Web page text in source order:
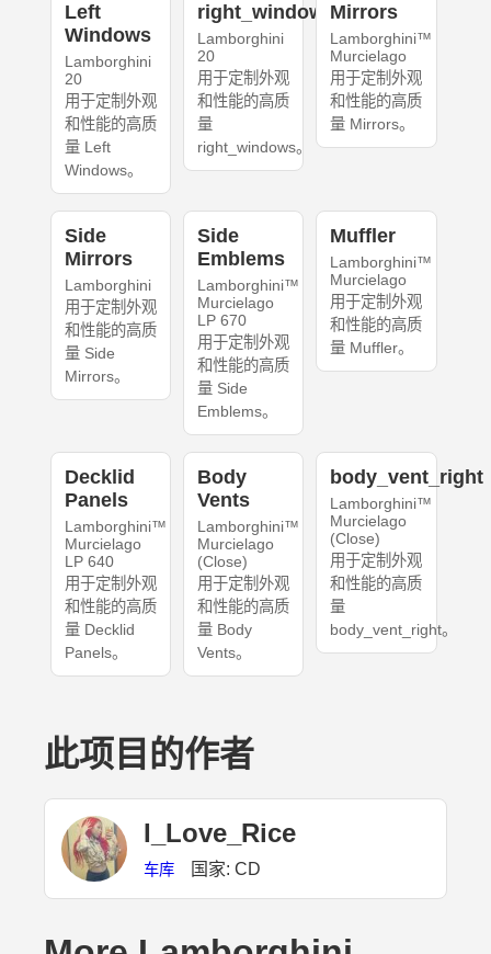
Left
Windows
Lamborghini
20
用于定制外观
和性能的高质
量 Left
Windows。
right_windows
Lamborghini
20
用于定制外观
和性能的高质
量
right_windows。
Mirrors
Lamborghini™
Murcielago
用于定制外观
和性能的高质
量 Mirrors。
Side
Mirrors
Lamborghini
用于定制外观
和性能的高质
量 Side
Mirrors。
Side
Emblems
Lamborghini™
Murcielago
LP 670
用于定制外观
和性能的高质
量 Side
Emblems。
Muffler
Lamborghini™
Murcielago
用于定制外观
和性能的高质
量 Muffler。
Decklid
Panels
Lamborghini™
Murcielago
LP 640
用于定制外观
和性能的高质
量 Decklid
Panels。
Body
Vents
Lamborghini™
Murcielago
(Close)
用于定制外观
和性能的高质
量 Body
Vents。
body_vent_right
Lamborghini™
Murcielago
(Close)
用于定制外观
和性能的高质
量
body_vent_right。
此项目的作者
I_Love_Rice
车库 国家: CD